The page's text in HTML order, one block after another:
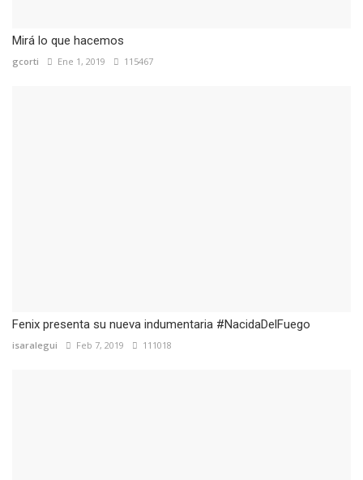
Mirá lo que hacemos
gcorti Ene 1, 2019 115467
Fenix presenta su nueva indumentaria #NacidaDelFuego
isaralegui Feb 7, 2019 111018